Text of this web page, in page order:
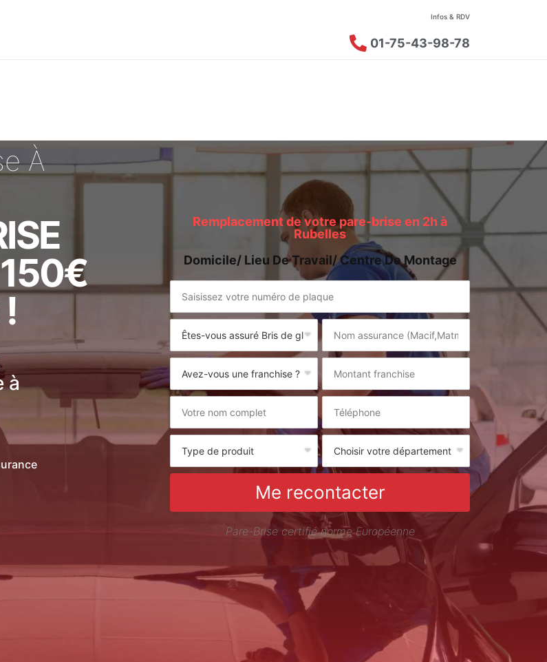
Infos & RDV
01-75-43-98-78
À
à
Remplacement de votre pare-brise en 2h à
Rubelles
Domicile/ Lieu De Travail/ Centre De Montage
Me recontacter
Pare-Brise certifié norme Européenne